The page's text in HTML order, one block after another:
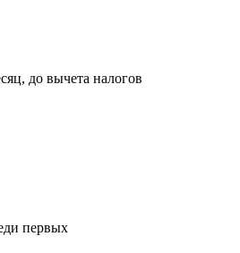
до вычета налогов
первых